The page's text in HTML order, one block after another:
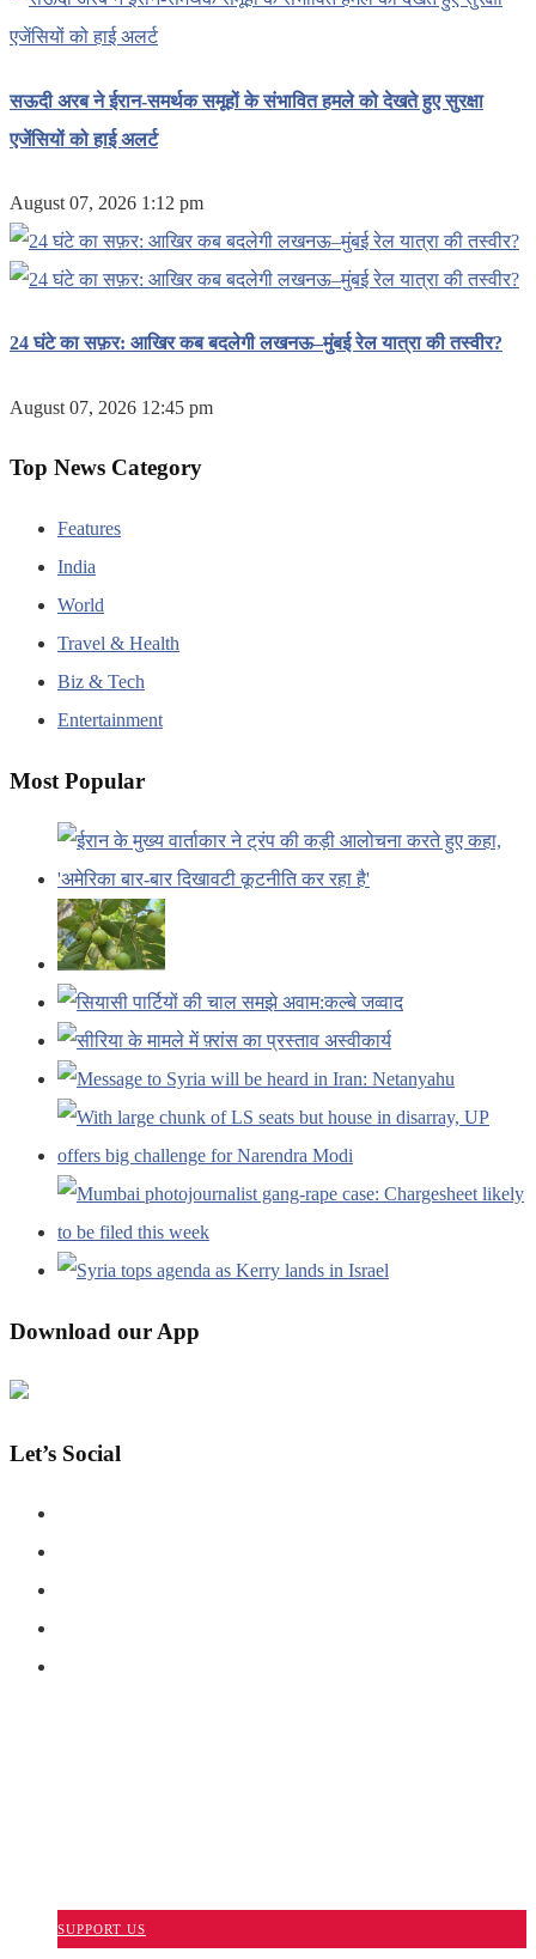
सऊदी अरब ने ईरान-समर्थक समूहों के संभावित हमले को देखते हुए सुरक्षा
एजेंसियों को हाई अलर्ट
August 07, 2026 1:12 pm
24 घंटे का सफ़र: आखिर कब बदलेगी लखनऊ–मुंबई रेल यात्रा की तस्वीर?
August 07, 2026 12:45 pm
Top News Category
Features
India
World
Travel & Health
Biz & Tech
Entertainment
Most Popular
Download our App
Let’s Social
SUPPORT US